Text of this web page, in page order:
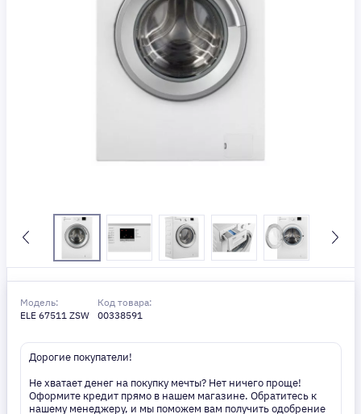
Модель:
ELE 67511 ZSW
Код товара:
00338591
Дорогие покупатели!
Не хватает денег на покупку мечты? Нет ничего проще!
Оформите кредит прямо в нашем магазине. Обратитесь к
нашему менеджеру, и мы поможем вам получить одобрение